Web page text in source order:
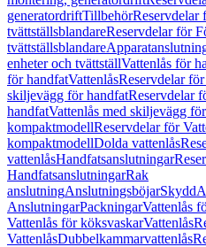
generatordriftTillbehörReservdelar
tvättställsblandareReservdelar för
tvättställsblandare
enheter och tvättställVattenlås för
för handfatVattenlåsReservdelar
skiljevägg för handfatReservdelar
handfatVattenlås med skiljevägg
kompaktmodellReservdelar för
kompaktmodellDolda vattenlås
vattenlåsHandfatsanslutningar
HandfatsanslutningarRak
anslutningAnslutningsböjarSkydd
AnslutningarPackningarVattenlås
Vattenlås för köksvaskarVattenlås
VattenlåsDubbelkammarvattenlås